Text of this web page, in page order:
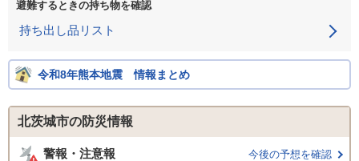
避難するときの持ち物を確認
持ち出し品リスト
令和8年熊本地震 情報まとめ
北茨城市の防災情報
警報・注意報
今後の予想を確認